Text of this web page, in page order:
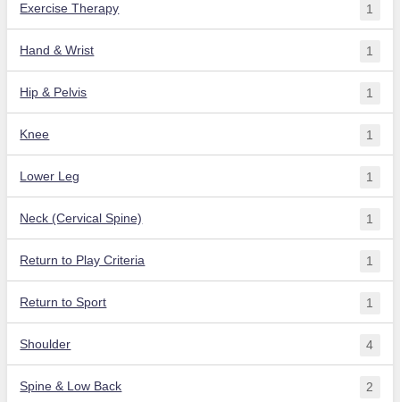
Exercise Therapy 1
Hand & Wrist 1
Hip & Pelvis 1
Knee 1
Lower Leg 1
Neck (Cervical Spine) 1
Return to Play Criteria 1
Return to Sport 1
Shoulder 4
Spine & Low Back 2